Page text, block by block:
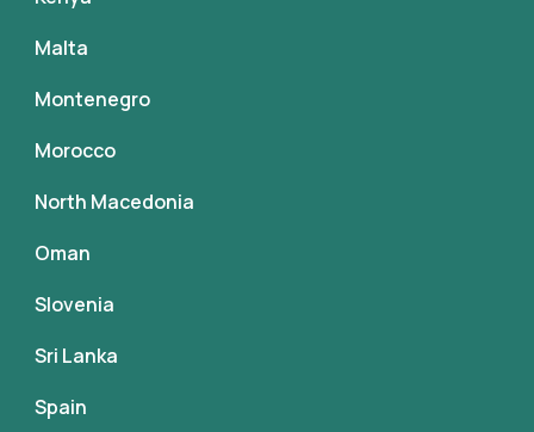
Malta
Montenegro
Morocco
North Macedonia
Oman
Slovenia
Sri Lanka
Spain